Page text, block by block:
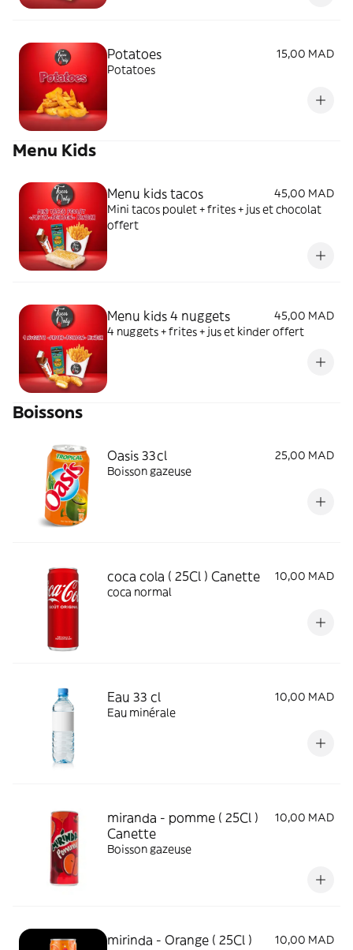
Potatoes
15,00 MAD
Potatoes
Menu Kids
Menu kids tacos
45,00 MAD
Mini tacos poulet + frites + jus et chocolat
offert
Menu kids 4 nuggets
45,00 MAD
4 nuggets + frites + jus et kinder offert
Boissons
Oasis 33cl
25,00 MAD
Boisson gazeuse
coca cola ( 25Cl ) Canette
10,00 MAD
coca normal
Eau 33 cl
10,00 MAD
Eau minérale
miranda - pomme ( 25Cl )
Canette
10,00 MAD
Boisson gazeuse
mirinda - Orange ( 25Cl )
10,00 MAD